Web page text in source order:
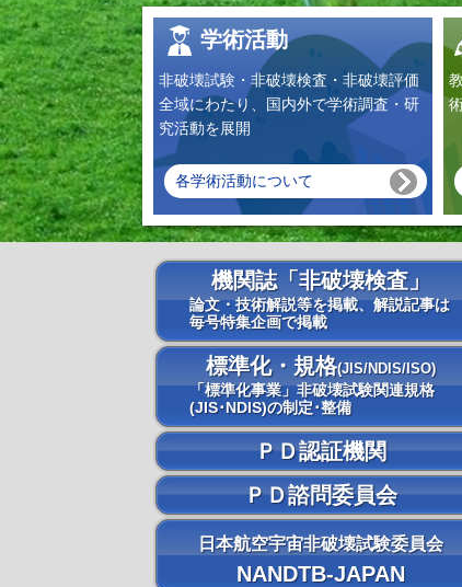
学術活動
非破壊試験・非破壊検査・非破壊評価
全域にわたり、国内外で学術調査・研
究活動を展開
各学術活動について
機関誌「非破壊検査」
論文・技術解説等を掲載、解説記事は
毎号特集企画で掲載
標準化・規格(JIS/NDIS/ISO)
「標準化事業」非破壊試験関連規格
(JIS･NDIS)の制定･整備
ＰＤ認証機関
ＰＤ諮問委員会
日本航空宇宙非破壊試験委員会
NANDTB-JAPAN